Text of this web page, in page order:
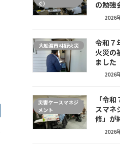
ぐ）
の勉強
2026
大船渡市林野火災
令和７
火災の
ました
2026
災害ケースマネジ
メント
「令
スマネ
修」が
2026